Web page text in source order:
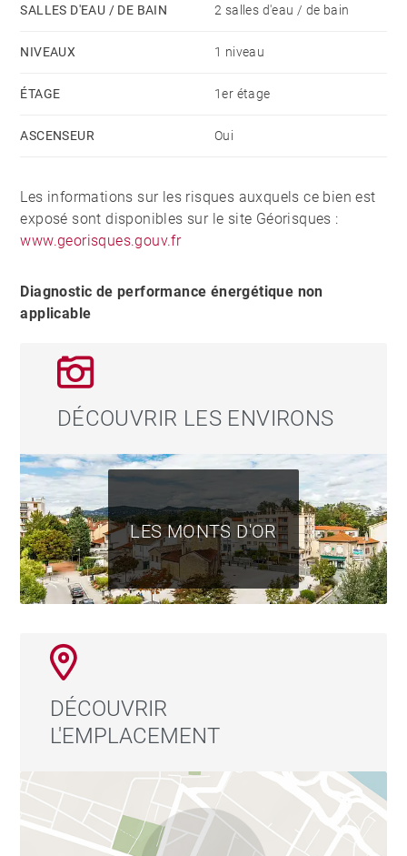
SALLES D'EAU / DE BAIN 2 salles d'eau / de bain
NIVEAUX 1 niveau
ÉTAGE 1er étage
ASCENSEUR Oui
Les informations sur les risques auxquels ce bien est
exposé sont disponibles sur le site Géorisques :
www.georisques.gouv.fr
Diagnostic de performance énergétique non
applicable
DÉCOUVRIR LES ENVIRONS
LES MONTS D'OR
DÉCOUVRIR
L'EMPLACEMENT